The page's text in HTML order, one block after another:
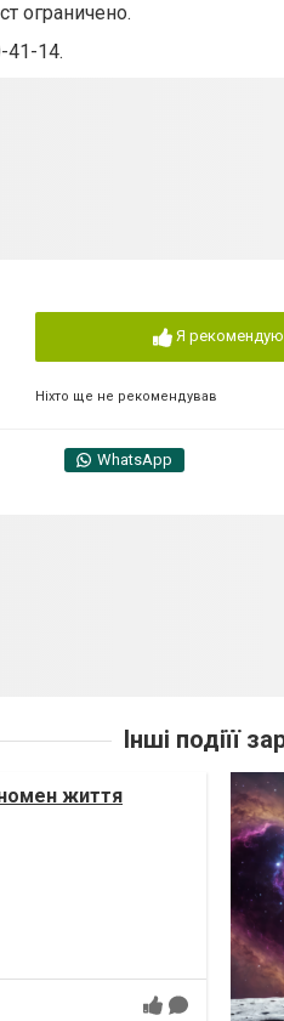
ограничено.
41-14.
Я рекомендую
Ніхто ще не рекомендував
WhatsApp
Інші подіїї
життя